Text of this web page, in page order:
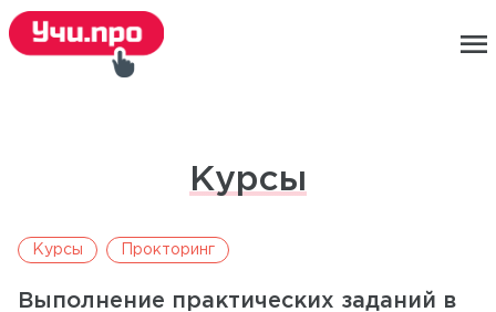
menu
Курсы
Курсы Прокторинг
Выполнение практических заданий в